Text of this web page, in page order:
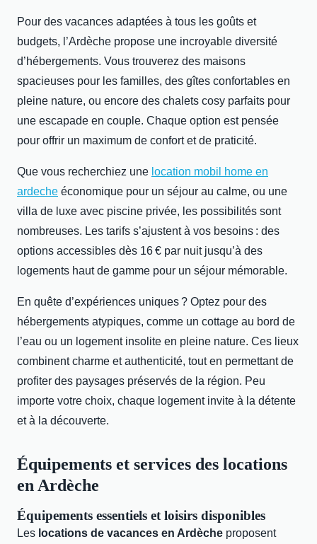
Pour des vacances adaptées à tous les goûts et
budgets, l’Ardèche propose une incroyable diversité
d’hébergements. Vous trouverez des maisons
spacieuses pour les familles, des gîtes confortables en
pleine nature, ou encore des chalets cosy parfaits pour
une escapade en couple. Chaque option est pensée
pour offrir un maximum de confort et de praticité.
Que vous recherchiez une location mobil home en
ardeche économique pour un séjour au calme, ou une
villa de luxe avec piscine privée, les possibilités sont
nombreuses. Les tarifs s’ajustent à vos besoins : des
options accessibles dès 16 € par nuit jusqu’à des
logements haut de gamme pour un séjour mémorable.
En quête d’expériences uniques ? Optez pour des
hébergements atypiques, comme un cottage au bord de
l’eau ou un logement insolite en pleine nature. Ces lieux
combinent charme et authenticité, tout en permettant de
profiter des paysages préservés de la région. Peu
importe votre choix, chaque logement invite à la détente
et à la découverte.
Équipements et services des locations
en Ardèche
Équipements essentiels et loisirs disponibles
Les locations de vacances en Ardèche proposent